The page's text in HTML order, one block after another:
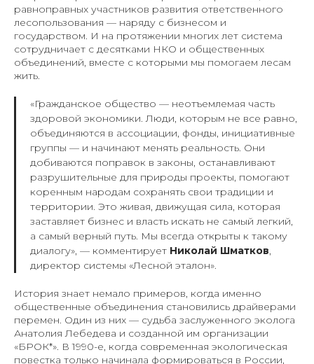
равноправных участников развития ответственного
лесопользования — наряду с бизнесом и
государством. И на протяжении многих лет система
сотрудничает с десятками НКО и общественных
объединений, вместе с которыми мы помогаем лесам
жить.
«Гражданское общество — неотъемлемая часть
здоровой экономики. Люди, которым не все равно,
объединяются в ассоциации, фонды, инициативные
группы — и начинают менять реальность. Они
добиваются поправок в законы, останавливают
разрушительные для природы проекты, помогают
коренным народам сохранять свои традиции и
территории. Это живая, движущая сила, которая
заставляет бизнес и власть искать не самый легкий,
а самый верный путь. Мы всегда открыты к такому
диалогу» , — комментирует Николай Шматков
директор системы «Лесной эталон».
История знает немало примеров, когда именно
общественные объединения становились драйверами
перемен. Один из них — судьба заслуженного эколога
Анатолия Лебедева и созданной им организации
«БРОК*». В 1990-е, когда современная экологическая
повестка только начинала формироваться в России,